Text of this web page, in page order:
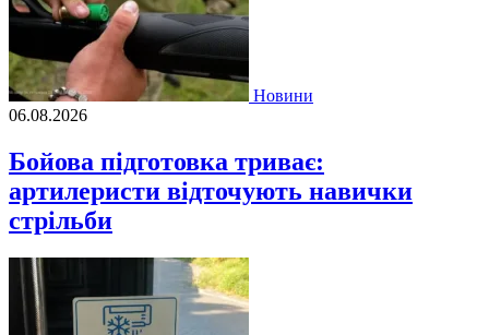
Новини
06.08.2026
Бойова підготовка триває:
артилеристи відточують навички
стрільби